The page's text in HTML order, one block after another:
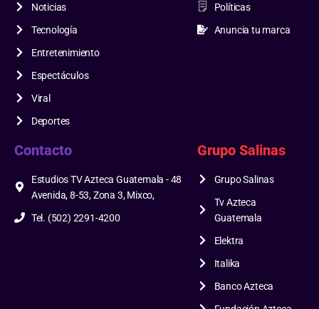
Noticias
Tecnología
Entretenimiento
Espectáculos
Viral
Deportes
Políticas
Anuncia tu marca
Contacto
Estudios TV Azteca Guatemala - 48
Avenida, 8-53, Zona 3, Mixco,
Tel. (502) 2291-4200
Grupo Salinas
Grupo Salinas
Tv Azteca
Guatemala
Elektra
Italika
Banco Azteca